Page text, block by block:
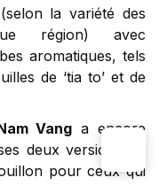
la variété des
région) avec
aromatiques, tels
de ‘tia to’ et de
Vang a encore
deux versions de
pour ceux qui